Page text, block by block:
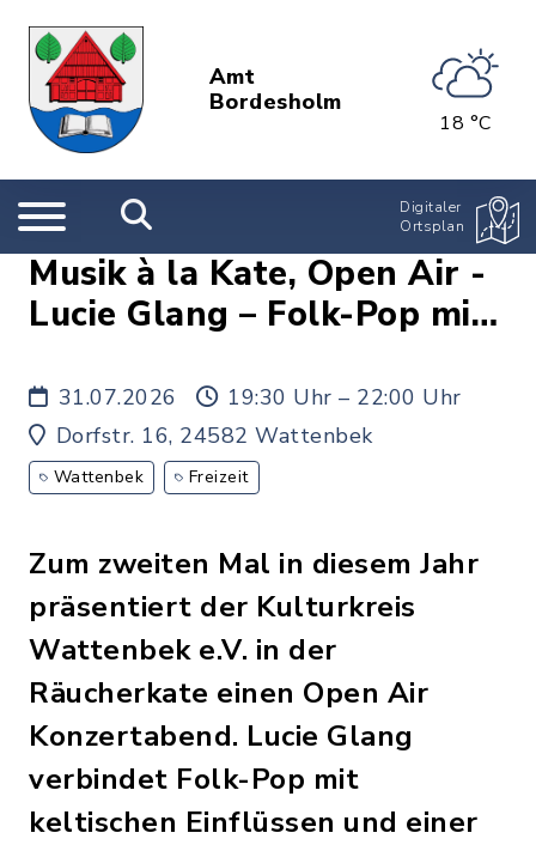
Amt
Bordesholm
18 °C
Digitaler
Ortsplan
Musik à la Kate, Open Air -
Lucie Glang – Folk-Pop mit
31.07.2026
19:30 Uhr – 22:00 Uhr
Dorfstr. 16, 24582 Wattenbek
Wattenbek Freizeit
Zum zweiten Mal in diesem Jahr
präsentiert der Kulturkreis
Wattenbek e.V. in der
Räucherkate einen Open Air
Konzertabend. Lucie Glang
verbindet Folk-Pop mit
keltischen Einflüssen und einer